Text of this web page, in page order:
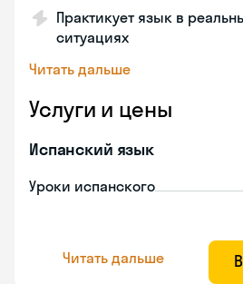
Практикует язык в
ситуациях
Читать дальше
Услуги и цены
Испанский язык
Уроки испанского
Читать дальше